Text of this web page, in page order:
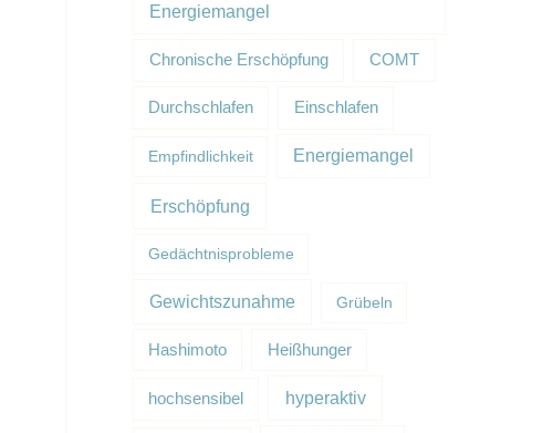
Energiemangel
Chronische Erschöpfung COMT
Durchschlafen Einschlafen
Empfindlichkeit Energiemangel
Erschöpfung
Gedächtnisprobleme
Gewichtszunahme Grübeln
Hashimoto Heißhunger
hochsensibel hyperaktiv